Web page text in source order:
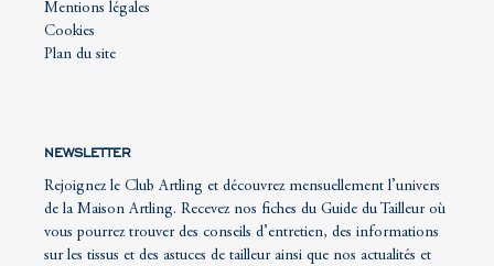
Mentions légales
Cookies
Plan du site
NEWSLETTER
Rejoignez le Club Artling et découvrez mensuellement l’univers
de la Maison Artling. Recevez nos fiches du Guide du Tailleur où
vous pourrez trouver des conseils d’entretien, des informations
sur les tissus et des astuces de tailleur ainsi que nos actualités et